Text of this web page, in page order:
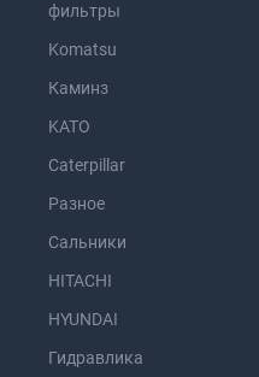
фильтры
Komatsu
Каминз
KATO
Caterpillar
Разное
Сальники
HITACHI
HYUNDAI
Гидравлика